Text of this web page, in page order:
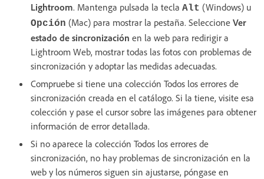
Lightroom. Mantenga pulsada la tecla Alt (Windows) u
Opción (Mac) para mostrar la pestaña. Seleccione Ver
estado de sincronización en la web para redirigir a
Lightroom Web, mostrar todas las fotos con problemas de
sincronización y adoptar las medidas adecuadas.
Compruebe si tiene una colección Todos los errores de
sincronización creada en el catálogo. Si la tiene, visite esa
colección y pase el cursor sobre las imágenes para obtener
información de error detallada.
Si no aparece la colección Todos los errores de
sincronización, no hay problemas de sincronización en la
web y los números siguen sin ajustarse, póngase en